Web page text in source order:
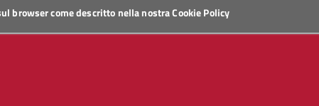
browser come descritto nella nostraCookie Policy